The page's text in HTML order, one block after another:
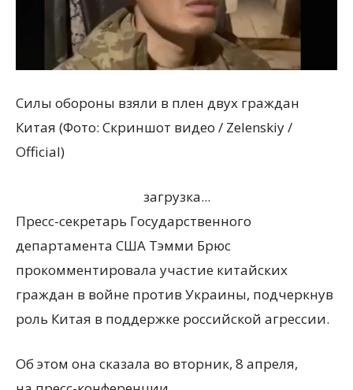
Силы обороны взяли в плен двух граждан
Китая (Фото: Скриншот видео / Zelenskiy /
Official)
загрузка...
Пресс-секретарь Государственного
департамента США Тэмми Брюс
прокомментировала участие китайских
граждан в войне против Украины, подчеркнув
роль Китая в поддержке российской агрессии.
Об этом она сказала во вторник, 8 апреля,